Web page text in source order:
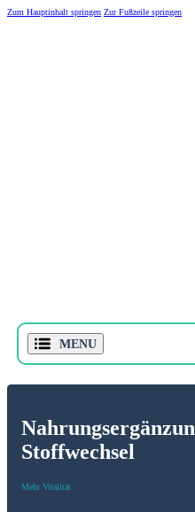
Zum Hauptinhalt springen Zur Fußzeile springen
Stoffwechsel
Mehr Vitalität